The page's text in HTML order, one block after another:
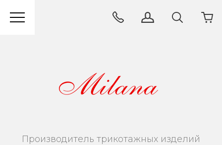
Производитель трикотажных изделий